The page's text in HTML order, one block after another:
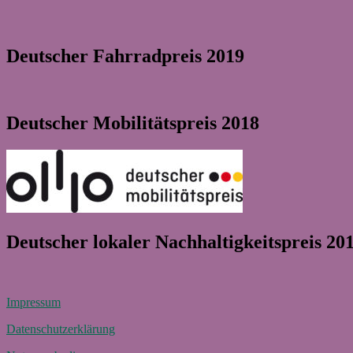
Deutscher Fahrradpreis 2019
Deutscher Mobilitätspreis 2018
Deutscher lokaler Nachhaltigkeitspreis
Impressum
Datenschutzerklärung